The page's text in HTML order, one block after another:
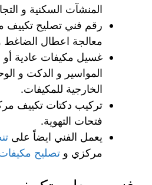
المنشآت السكنية و
رقم فني تصليح
معالجة اعطال الضاغط
غسيل مكيفات عادية
المواسير و الدكت و
الخارجية للمكيفات.
تركيب دكتات تكييف
فتحات التهوية.
يعمل الفني ايضاً على
مركزي و تصليح